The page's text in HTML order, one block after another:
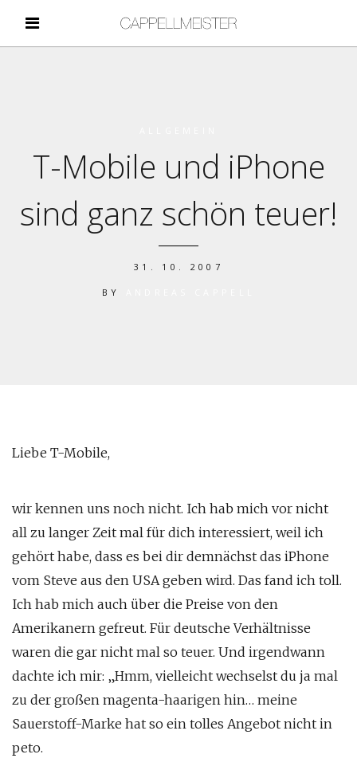
T-Mobile und iPhone
sind ganz schön teuer!
31. 10. 2007
BY
Liebe T-Mobile,
wir kennen uns noch nicht. Ich hab mich vor nicht
all zu langer Zeit mal für dich interessiert, weil ich
gehört habe, dass es bei dir demnächst das iPhone
vom Steve aus den USA geben wird. Das fand ich toll.
Ich hab mich auch über die Preise von den
Amerikanern gefreut. Für deutsche Verhältnisse
waren die gar nicht mal so teuer. Und irgendwann
dachte ich mir: „Hmm, vielleicht wechselst du ja mal
zu der großen magenta-haarigen hin… meine
Sauerstoff-Marke hat so ein tolles Angebot nicht in
peto.